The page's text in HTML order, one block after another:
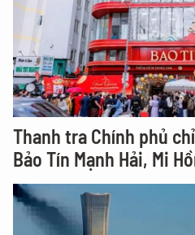
Thanh tra Chính phủ
Bảo Tín Mạnh Hải, Mi